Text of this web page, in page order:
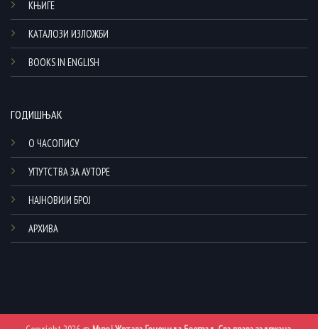
КЊИГЕ
КАТАЛОЗИ ИЗЛОЖБИ
BOOKS IN ENGLISH
ГОДИШЊАК
О ЧАСОПИСУ
УПУТСТВА ЗА АУТОРЕ
НАЈНОВИЈИ БРОЈ
АРХИВА